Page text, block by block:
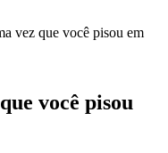
vez que você pisou em
você pisou